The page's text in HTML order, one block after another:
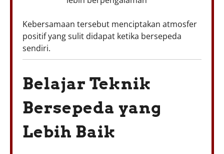
Kebersamaan tersebut menciptakan atmosfer
positif yang sulit didapat ketika bersepeda
sendiri.
Belajar Teknik
Bersepeda yang
Lebih Baik